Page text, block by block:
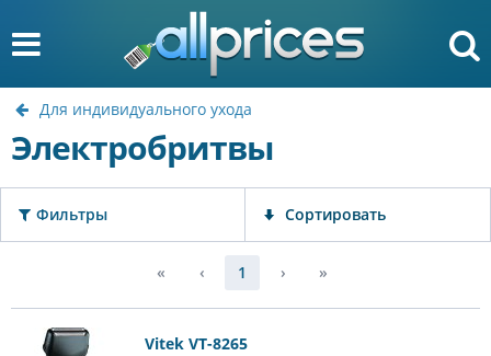
Для индивидуального ухода
Электробритвы
Фильтры Сортировать
« ‹ 1 › »
Vitek VT-8265